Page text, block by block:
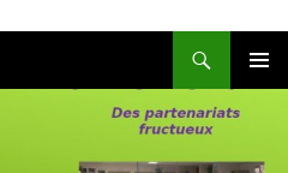
PRINCIP